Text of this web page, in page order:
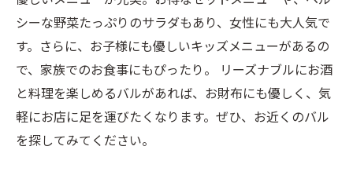
シーな野菜たっぷりのサラダもあり、女性にも大人気で
す。さらに、お子様にも優しいキッズメニューがあるの
で、家族でのお食事にもぴったり。 リーズナブルにお酒
と料理を楽しめるバルがあれば、お財布にも優しく、気
軽にお店に足を運びたくなります。ぜひ、お近くのバル
を探してみてください。